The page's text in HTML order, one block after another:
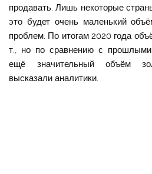
продавать. Лишь некоторые
это будет очень маленький
проблем. По итогам 2020 года
т., но по сравнению с прошлыми
ещё значительный объём
высказали аналитики.